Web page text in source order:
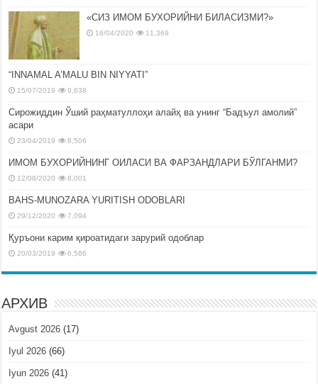
«СИЗ ИМОМ БУХОРИЙНИ БИЛАСИЗМИ?»
16/04/2020 11,369
“INNAMAL A’MALU BIN NIYYATI”
15/07/2019 9,638
Сирожиддин Ўший раҳматуллоҳи алайҳ ва унинг “Бадъул амолий”
асари
23/04/2019 8,506
ИМОМ БУХОРИЙНИНГ ОИЛАСИ ВА ФАРЗАНДЛАРИ БЎЛГАНМИ?
12/08/2020 8,001
BAHS-MUNOZARA YURITISH ODOBLARI
29/12/2020 7,094
Қуръони карим қироатидаги зарурий одоблар
20/03/2019 6,586
АРХИВ
Avgust 2026 (17)
Iyul 2026 (66)
Iyun 2026 (41)